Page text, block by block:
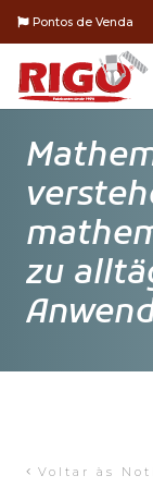
Pontos de Venda
zu
Voltar às